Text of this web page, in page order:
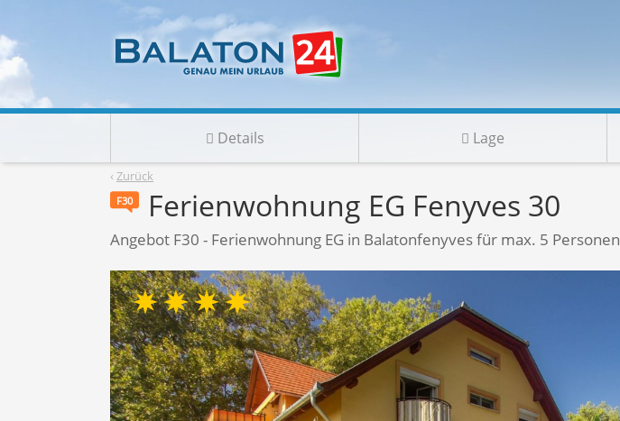
Details Lage
‹ Zurück
F30 Ferienwohnung EG Fenyves 30
Angebot F30 - Ferienwohnung EG in Balatonfenyves für max. 5 Personen